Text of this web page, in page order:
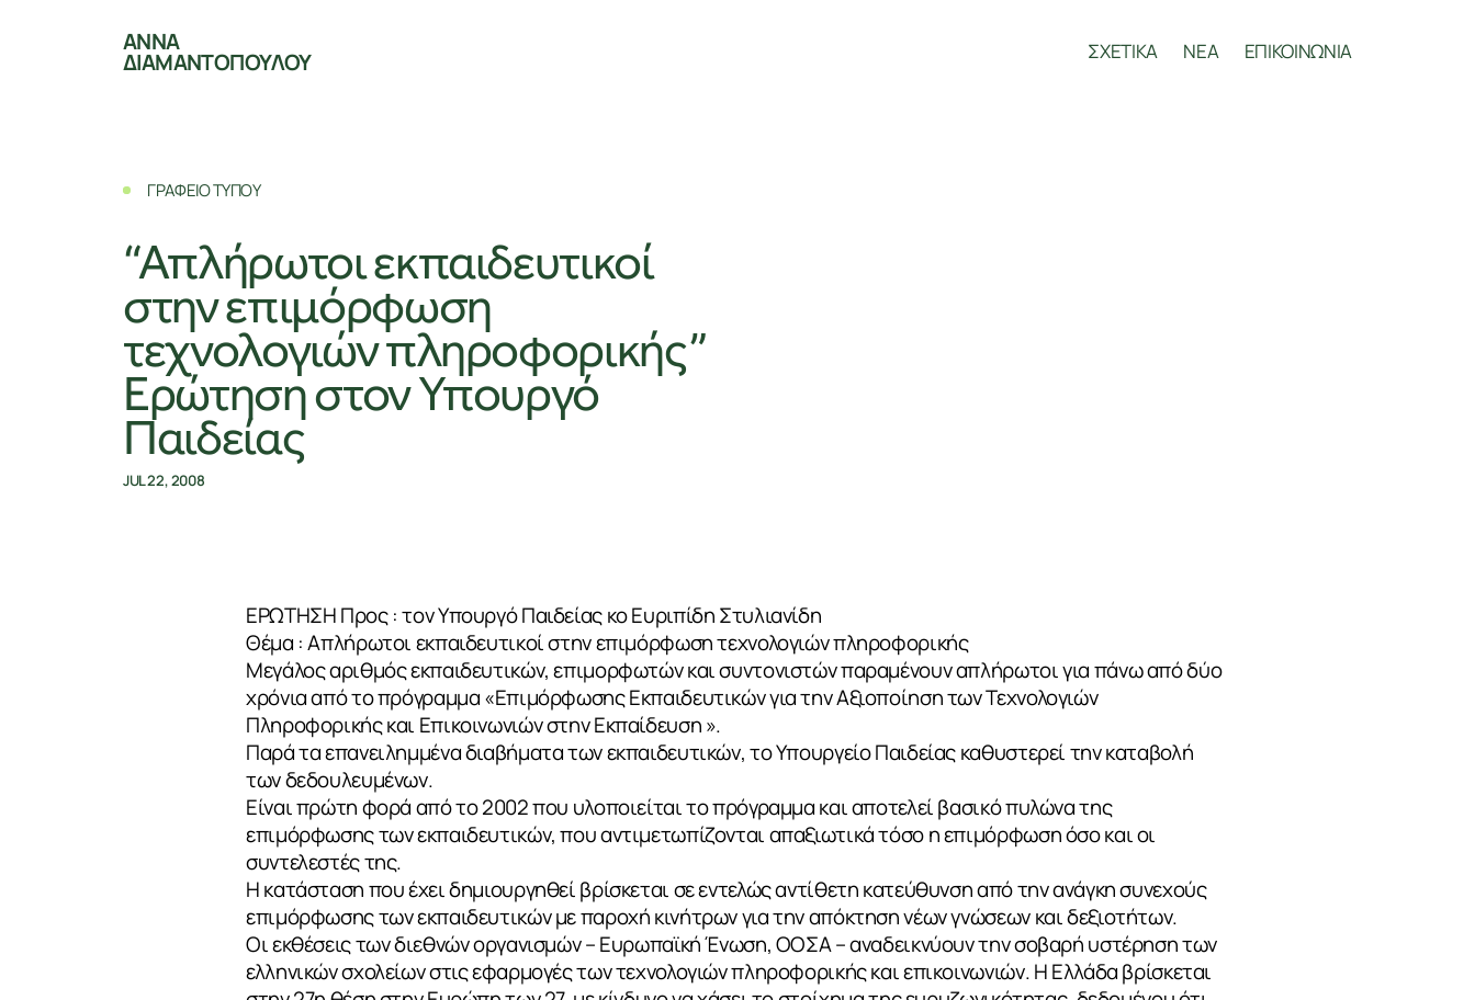
ΑΝΝΑ
ΔΙΑΜΑΝΤΟΠΟΥΛΟΥ ΣΧΕΤΙΚΑ ΝΕΑ ΕΠΙΚΟΙΝΩΝΙΑ
ΓΡΑΦΕΙΟ ΤΥΠΟΥ
“Απλήρωτοι εκπαιδευτικοί
στην επιμόρφωση
τεχνολογιών πληροφορικής”
Ερώτηση στον Υπουργό
Παιδείας
JUL 22, 2008
ΕΡΩΤΗΣΗ Προς : τον Υπουργό Παιδείας κο Ευριπίδη Στυλιανίδη
Θέμα : Απλήρωτοι εκπαιδευτικοί στην επιμόρφωση τεχνολογιών πληροφορικής
Μεγάλος αριθμός εκπαιδευτικών, επιμορφωτών και συντονιστών παραμένουν απλήρωτοι για πάνω από δύο
χρόνια από το πρόγραμμα «Επιμόρφωσης Εκπαιδευτικών για την Αξιοποίηση των Τεχνολογιών
Πληροφορικής και Επικοινωνιών στην Εκπαίδευση ».
Παρά τα επανειλημμένα διαβήματα των εκπαιδευτικών, το Υπουργείο Παιδείας καθυστερεί την καταβολή
των δεδουλευμένων.
Είναι πρώτη φορά από το 2002 που υλοποιείται το πρόγραμμα και αποτελεί βασικό πυλώνα της
επιμόρφωσης των εκπαιδευτικών, που αντιμετωπίζονται απαξιωτικά τόσο η επιμόρφωση όσο και οι
συντελεστές της.
Η κατάσταση που έχει δημιουργηθεί βρίσκεται σε εντελώς αντίθετη κατεύθυνση από την ανάγκη συνεχούς
επιμόρφωσης των εκπαιδευτικών με παροχή κινήτρων για την απόκτηση νέων γνώσεων και δεξιοτήτων.
Οι εκθέσεις των διεθνών οργανισμών – Ευρωπαϊκή Ένωση, ΟΟΣΑ – αναδεικνύουν την σοβαρή υστέρηση των
ελληνικών σχολείων στις εφαρμογές των τεχνολογιών πληροφορικής και επικοινωνιών. Η Ελλάδα βρίσκεται